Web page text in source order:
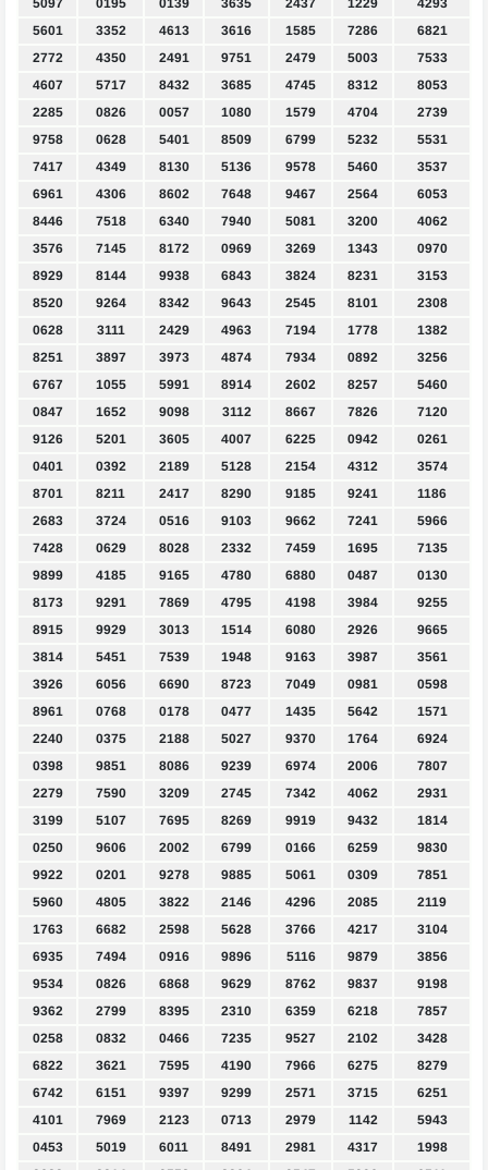
5097
0195 0139 3635 2437 1229
4293
5601
3352 4613 3616 1585 7286
6821
2772
4350 2491 9751 2479 5003
7533
4607
5717 8432 3685 4745 8312
8053
2285
0826 0057 1080 1579 4704
2739
9758
0628 5401 8509 6799 5232
5531
7417
4349 8130 5136 9578 5460
3537
6961
4306 8602 7648 9467 2564
6053
8446
7518 6340 7940 5081 3200
4062
3576
7145 8172 0969 3269 1343
0970
8929
8144 9938 6843 3824 8231
3153
8520
9264 8342 9643 2545 8101
2308
0628
3111 2429 4963 7194 1778
1382
8251
3897 3973 4874 7934 0892
3256
6767
1055 5991 8914 2602 8257
5460
0847
1652 9098 3112 8667 7826
7120
9126
5201 3605 4007 6225 0942
0261
0401
0392 2189 5128 2154 4312
3574
8701
8211 2417 8290 9185 9241
1186
2683
3724 0516 9103 9662 7241
5966
7428
0629 8028 2332 7459 1695
7135
9899
4185 9165 4780 6880 0487
0130
8173
9291 7869 4795 4198 3984
9255
8915
9929 3013 1514 6080 2926
9665
3814
5451 7539 1948 9163 3987
3561
3926
6056 6690 8723 7049 0981
0598
8961
0768 0178 0477 1435 5642
1571
2240
0375 2188 5027 9370 1764
6924
0398
9851 8086 9239 6974 2006
7807
2279
7590 3209 2745 7342 4062
2931
3199
5107 7695 8269 9919 9432
1814
0250
9606 2002 6799 0166 6259
9830
9922
0201 9278 9885 5061 0309
7851
5960
4805 3822 2146 4296 2085
2119
1763
6682 2598 5628 3766 4217
3104
6935
7494 0916 9896 5116 9879
3856
9534
0826 6868 9629 8762 9837
9198
9362
2799 8395 2310 6359 6218
7857
0258
0832 0466 7235 9527 2102
3428
6822
3621 7595 4190 7966 6275
8279
6742
6151 9397 9299 2571 3715
6251
4101
7969 2123 0713 2979 1142
5943
0453
5019 6011 8491 2981 4317
1998